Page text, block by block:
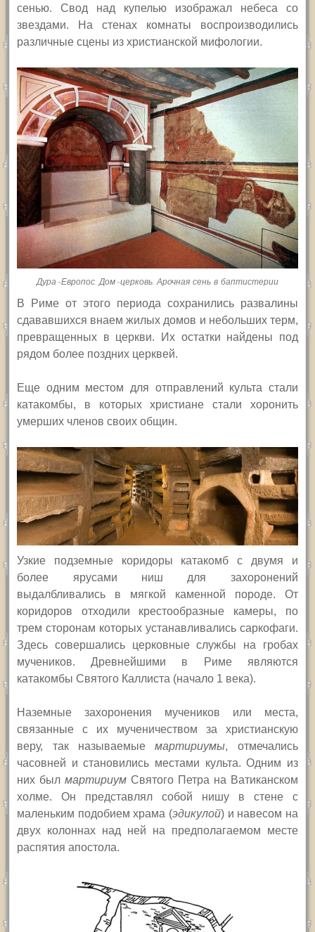
сенью. Свод над купелью изображал небеса со
звездами. На стенах комнаты воспроизводились
различные сцены из христианской мифологии.
Дура-Европос. Дом-церковь. Арочная сень в баптистерии
В Риме от этого периода сохранились развалины
сдававшихся внаем жилых домов и небольших терм,
превращенных в церкви. Их остатки найдены под
рядом более поздних церквей.
Еще одним местом для отправлений культа стали
катакомбы, в которых христиане стали хоронить
умерших членов своих общин.
Узкие подземные коридоры катакомб с двумя и
более ярусами ниш для захоронений
выдалбливались в мягкой каменной породе. От
коридоров отходили крестообразные камеры, по
трем сторонам которых устанавливались саркофаги.
Здесь совершались церковные службы на гробах
мучеников. Древнейшими в Риме являются
катакомбы Святого Каллиста (начало 1 века).
Наземные захоронения мучеников или места,
связанные с их мученичеством за христианскую
веру, так называемыемартириумы, отмечались
часовней и становились местами культа. Одним из
них былмартириум Святого Петра на Ватиканском
холме. Он представлял собой нишу в стене с
маленьким подобием храма (эдикулой) и навесом на
двух колоннах над ней на предполагаемом месте
распятия апостола.